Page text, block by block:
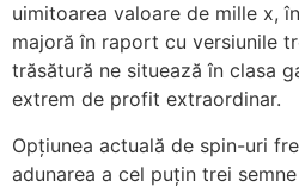
uimitoarea valoare de mille x,
majoră în raport cu versiunile
trăsătură ne situează în clasa
extrem de profit extraordinar.
Opțiunea actuală de spin-uri
adunarea a cel puțin trei